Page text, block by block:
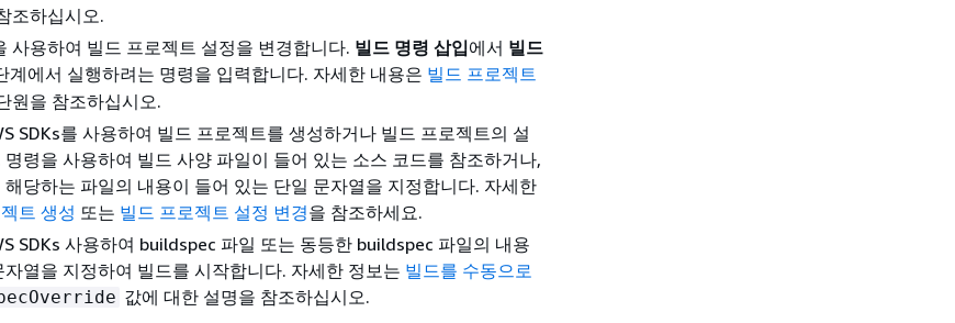
조하십시오.
사용하여 빌드 프로젝트 설정을 변경합니다. 빌드 명령 삽입에서 빌드
계에서 실행하려는 명령을 입력합니다. 자세한 내용은 빌드 프로젝트
원을 참조하십시오.
SDKs를 사용하여 빌드 프로젝트를 생성하거나 빌드 프로젝트의 설
령을 사용하여 빌드 사양 파일이 들어 있는 소스 코드를 참조하거나,
당하는 파일의 내용이 들어 있는 단일 문자열을 지정합니다. 자세한
트 생성 또는 빌드 프로젝트 설정 변경을 참조하세요.
SDKs 사용하여 buildspec 파일 또는 동등한 buildspec 파일의 내용
열을 지정하여 빌드를 시작합니다. 자세한 정보는 빌드를 수동으로
값에 대한 설명을 참조하십시오.